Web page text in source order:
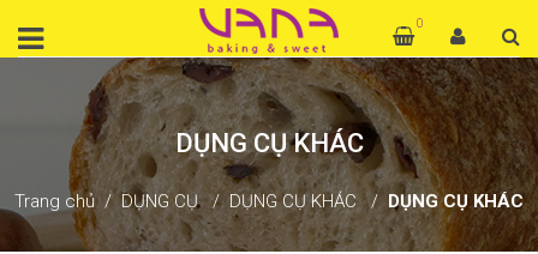
0
DỤNG CỤ KHÁC
Trang chủ DỤNG CỤ DỤNG CỤ KHÁC DỤNG CỤ KHÁC